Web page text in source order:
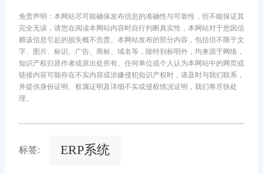
免责声明：本网站尽可能确保发布信息的准确性与可靠性，但不能保证其
完全无误，请您在阅读本网站内容时自行判断真实性，本网站对于您因信
赖该信息引起的损失概不负责。本网站发布的部分内容，包括但不限于文
字、图片、标识、广告、商标、域名等，除特别标明外，均来源于网络，
知识产权归原作者或原出处所有。任何单位或个人认为本网站中的网页或
链接内容可能存在不实内容或涉嫌侵犯知识产权时，请及时与我们联系，
并提供身份证明、权属证明及详细不实或侵权情况证明，我们将尽快处
理。
标签: ERP系统